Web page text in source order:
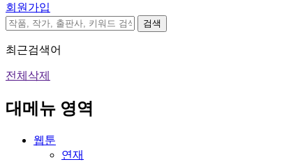
회원가입
검색
최근검색어
전체삭제
대메뉴 영역
웹툰
연재